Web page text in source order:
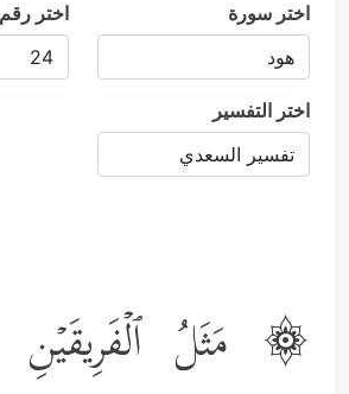
اختر سورة اختر رقم
اختر التفسير
۞ مَثَلُ ٱلۡفَرِیقَیۡنِ